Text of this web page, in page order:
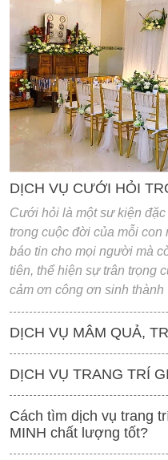
'
DỊCH VỤ CƯỚI HỎI
Cưới hỏi là một sư kiện
trong cuộc đời của mỗi
báo tin cho mọi người mà
tiên, thể hiện sự trân trọng
cảm ơn công ơn sinh thành
DỊCH VỤ MÂM QUẢ,
DỊCH VỤ TRANG TRÍ
Cách tìm dịch vụ trang
MINH chất lượng tốt?